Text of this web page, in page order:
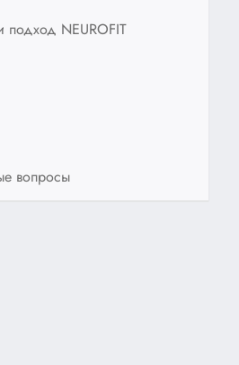
NEUROFIT
вопросы